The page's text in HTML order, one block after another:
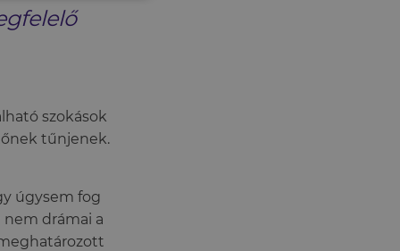
szokások
tűnjenek.
úgysem fog
drámai a